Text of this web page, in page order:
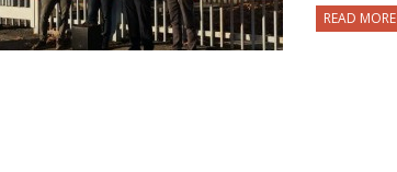
READ MORE